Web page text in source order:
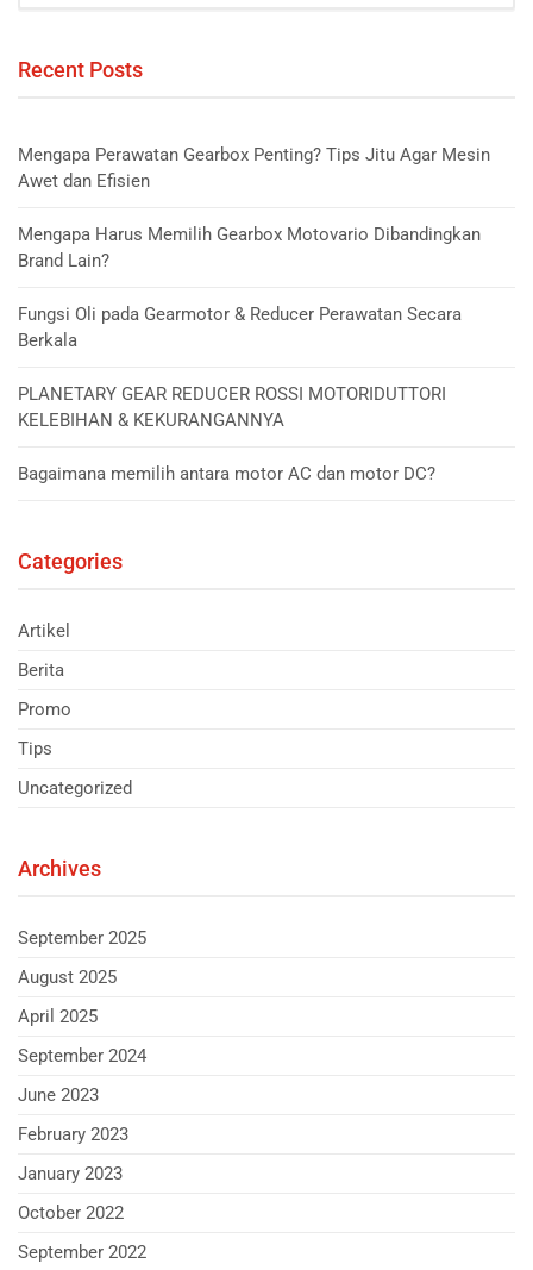
Recent Posts
Mengapa Perawatan Gearbox Penting? Tips Jitu Agar Mesin
Awet dan Efisien
Mengapa Harus Memilih Gearbox Motovario Dibandingkan
Brand Lain?
Fungsi Oli pada Gearmotor & Reducer Perawatan Secara
Berkala
PLANETARY GEAR REDUCER ROSSI MOTORIDUTTORI
KELEBIHAN & KEKURANGANNYA
Bagaimana memilih antara motor AC dan motor DC?
Categories
Artikel
Berita
Promo
Tips
Uncategorized
Archives
September 2025
August 2025
April 2025
September 2024
June 2023
February 2023
January 2023
October 2022
September 2022